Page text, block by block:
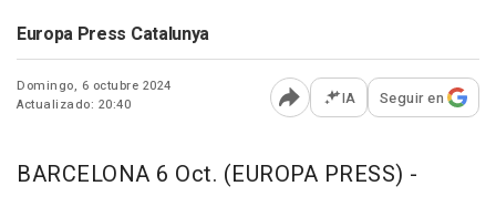
Europa Press Catalunya
Domingo, 6 octubre 2024
Actualizado: 20:40
Abrir opciones para
IA Seguir en
BARCELONA 6 Oct. (EUROPA PRESS) -